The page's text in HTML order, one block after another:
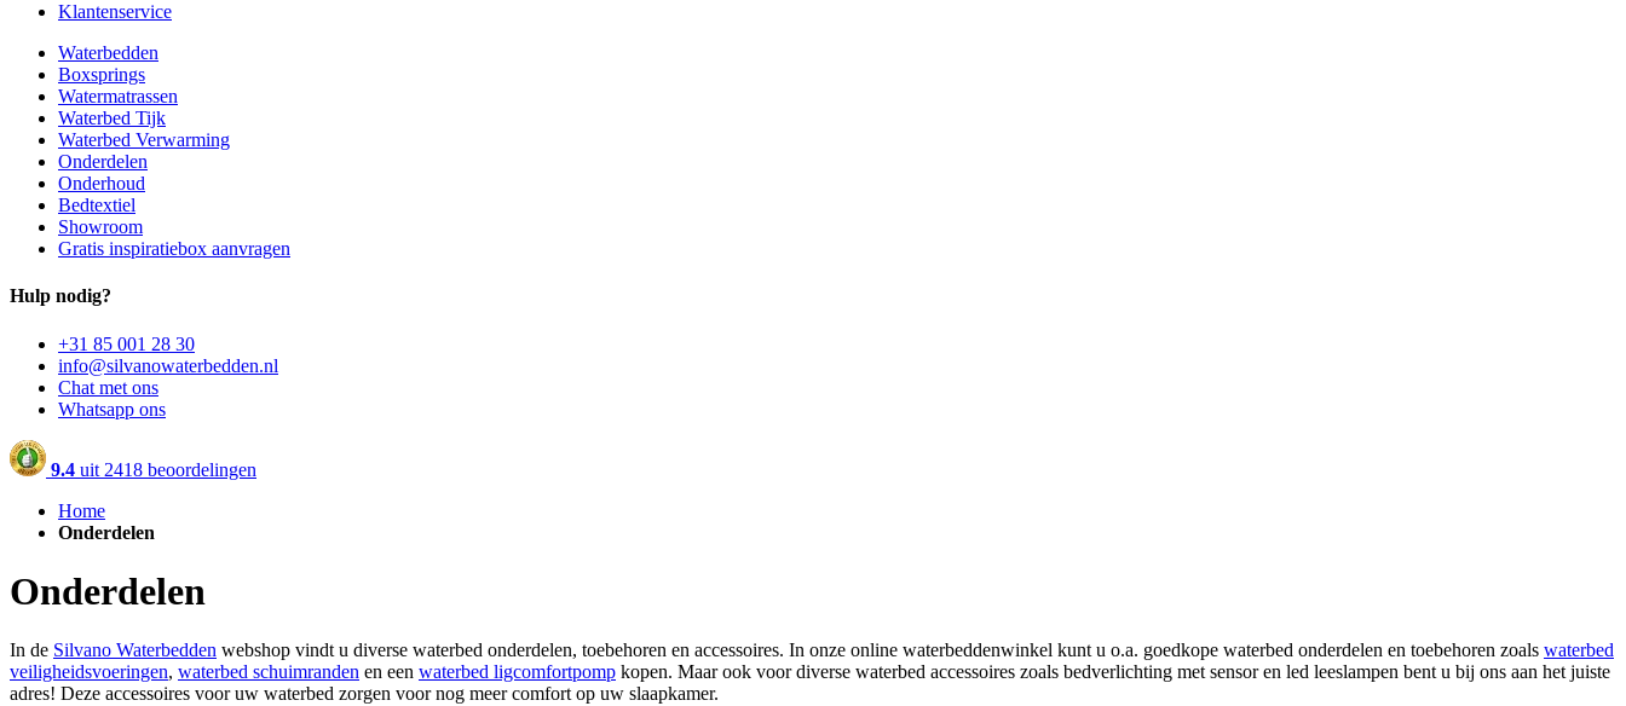
Klantenservice
Waterbedden
Boxsprings
Watermatrassen
Waterbed Tijk
Waterbed Verwarming
Onderdelen
Onderhoud
Bedtextiel
Showroom
Gratis inspiratiebox aanvragen
Hulp nodig?
+31 85 001 28 30
info@silvanowaterbedden.nl
Chat met ons
Whatsapp ons
9.4 uit 2418 beoordelingen
Home
Onderdelen
Onderdelen
In de Silvano Waterbedden webshop vindt u diverse waterbed onderdelen, toebehoren en accessoires. In onze online waterbeddenwinkel kunt u o.a. goedkope waterbed onderdelen en toebehoren zoals waterbed
veiligheidsvoeringen, waterbed schuimranden en een waterbed ligcomfortpomp kopen. Maar ook voor diverse waterbed accessoires zoals bedverlichting met sensor en led leeslampen bent u bij ons aan het juiste
adres! Deze accessoires voor uw waterbed zorgen voor nog meer comfort op uw slaapkamer.